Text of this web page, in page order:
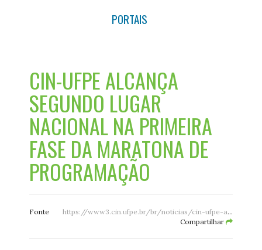
PORTAIS
CIN-UFPE ALCANÇA
SEGUNDO LUGAR
NACIONAL NA PRIMEIRA
FASE DA MARATONA DE
PROGRAMAÇÃO
Fonte
https://www3.cin.ufpe.br/br/noticias/cin-ufpe-alcanca-segundo-lugar-nacional-na-primeira-fase-da-maratona-de-programacao/Mzc5NA==
Compartilhar